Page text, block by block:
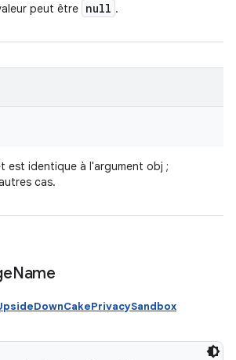
peut être null .
est identique à l'argument obj ;
cas.
Name